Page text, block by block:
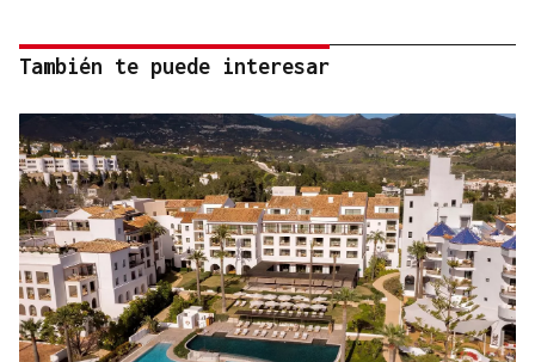
También te puede interesar